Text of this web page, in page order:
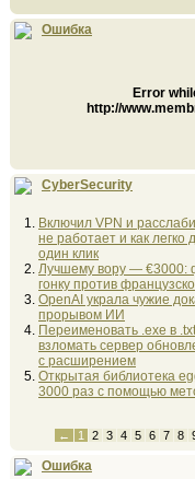
Ошибка
Error
http://
CyberSecurity
Включил VPN и
не работает и как
один клик
Лучшему вору — €3000:
гонку против
OpenAI украла чужие
прорывом ИИ
Переименовать .exe в
взломать сервер
с расширением
Открытая библиотека
3000 раз с помощью
← 1 2 3 4 5 6 7 8
Ошибка